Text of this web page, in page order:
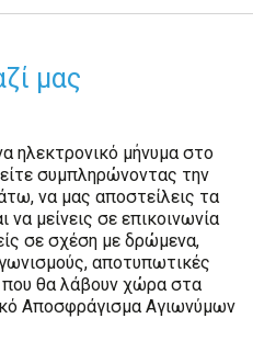
μας
ηλεκτρονικό μήνυμα στο
συμπληρώνοντας την
να μας αποστείλεις τα
να μείνεις σε επικοινωνία
σε σχέση με δρώμενα,
αποτυπωτικές
που θα λάβουν χώρα στα
Αποσφράγισμα Αγιωνύμων